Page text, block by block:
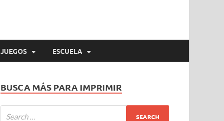
JUEGOS ESCUELA
BUSCA MÁS PARA IMPRIMIR